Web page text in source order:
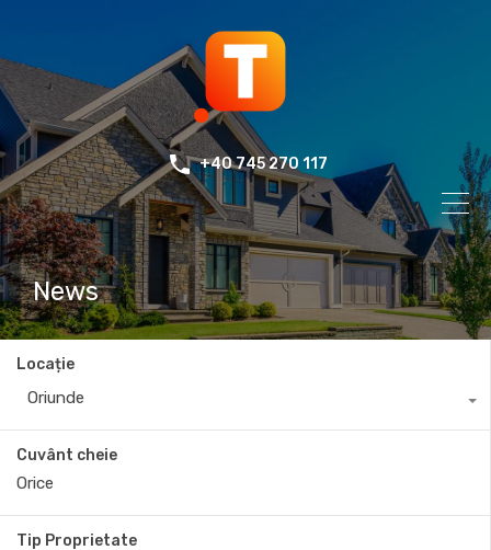
+40 745 270 117
News
Locație
Oriunde
Cuvânt cheie
Tip Proprietate